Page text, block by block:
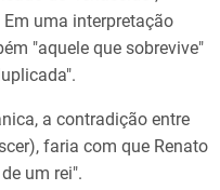
uma interpretação
"aquele que sobrevive"
a contradição entre
faria com que Renato
um rei".